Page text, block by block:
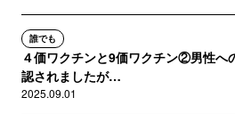
誰でも
４価ワクチンと9価ワクチン②男性へ
認されましたが…
2025.09.01